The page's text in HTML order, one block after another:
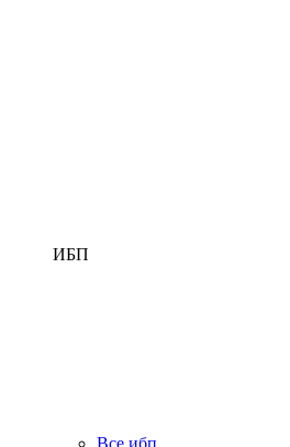
ИБП
Все ибп